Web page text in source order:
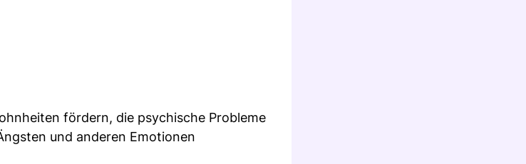
fördern, die psychische Probleme
und anderen Emotionen